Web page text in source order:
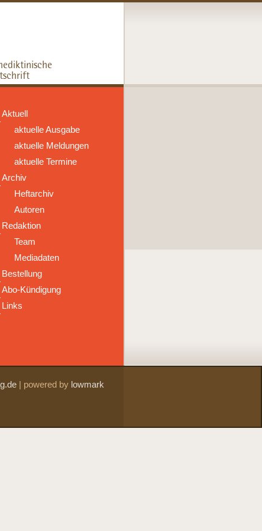
Aktuell
aktuelle Ausgabe
aktuelle Meldungen
aktuelle Termine
Archiv
Heftarchiv
Autoren
Redaktion
Team
Mediadaten
Bestellung
Abo-Kündigung
Links
| powered by lowmark